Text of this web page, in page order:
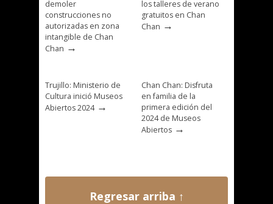
demoler
construcciones no
autorizadas en zona
intangible de Chan
Chan →
los talleres de verano
gratuitos en Chan
Chan →
Trujillo: Ministerio de
Cultura inició Museos
Abiertos 2024→
Chan Chan: Disfruta
en familia de la
primera edición del
2024 de Museos
Abiertos →
Regresar arriba ↑